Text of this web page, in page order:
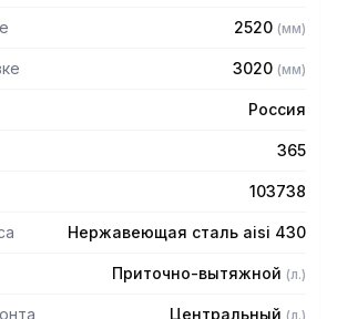
собранном виде
2520 (мм)
3020 (мм)
Россия
365
103738
Нержавеющая сталь aisi 430
Приточно-вытяжной (л.)
Центральный (л.)